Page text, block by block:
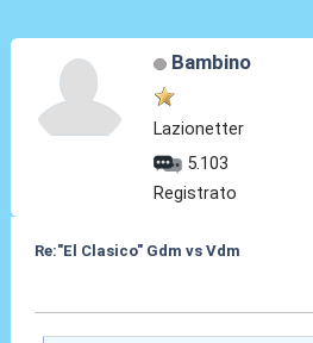
Bambino
Lazionetter
5.103
Registrato
Re:"El Clasico" Gdm vs Vdm